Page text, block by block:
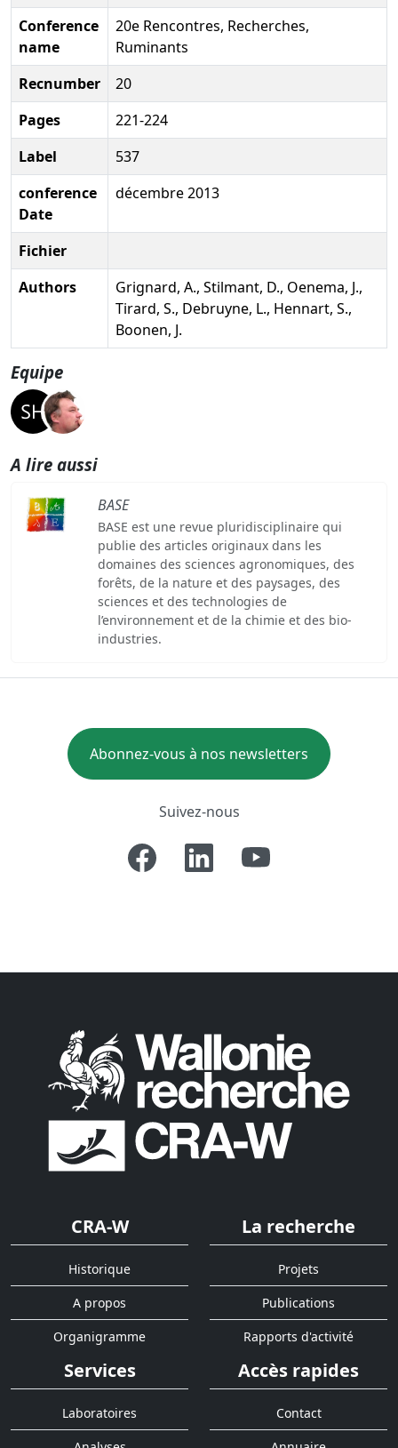
Conference
name
20e Rencontres, Recherches,
Ruminants
Recnumber
20
Pages
221-224
Label
537
conference
Date
décembre 2013
Fichier
Authors
Grignard, A., Stilmant, D., Oenema, J.,
Tirard, S., Debruyne, L., Hennart, S.,
Boonen, J.
Equipe
A lire aussi
BASE
BASE est une revue pluridisciplinaire qui
publie des articles originaux dans les
domaines des sciences agronomiques, des
forêts, de la nature et des paysages, des
sciences et des technologies de
l’environnement et de la chimie et des bio-
industries.
Abonnez-vous à nos newsletters
Suivez-nous
CRA-W
Historique
A propos
Organigramme
La recherche
Projets
Publications
Rapports d'activité
Services
Laboratoires
Accès rapides
Contact